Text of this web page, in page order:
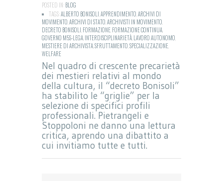
POSTED IN:BLOG
TAGS:ALBERTO BONISOLI APPRENDIMENTO ARCHIVI DI
MOVIMENTO ARCHIVI DI STATO ARCHIVISTI IN MOVIMENTO
DECRETO BONISOLI FORMAZIONE FORMAZIONE CONTINUA
GOVERNO M5S-LEGA INTERDISCIPLINARIETÀ LAVORO AUTONOMO
MESTIERE DI ARCHIVISTASFRUTTAMENTO SPECIALIZZAZIONE
WELFARE
Nel quadro di crescente precarietà
dei mestieri relativi al mondo
della cultura, il “decreto Bonisoli”
ha stabilito le “griglie” per la
selezione di specifici profili
professionali. Pietrangeli e
Stoppoloni ne danno una lettura
critica, aprendo una dibattito a
cui invitiamo tutte e tutti.